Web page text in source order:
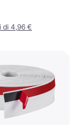
di 4,96 €